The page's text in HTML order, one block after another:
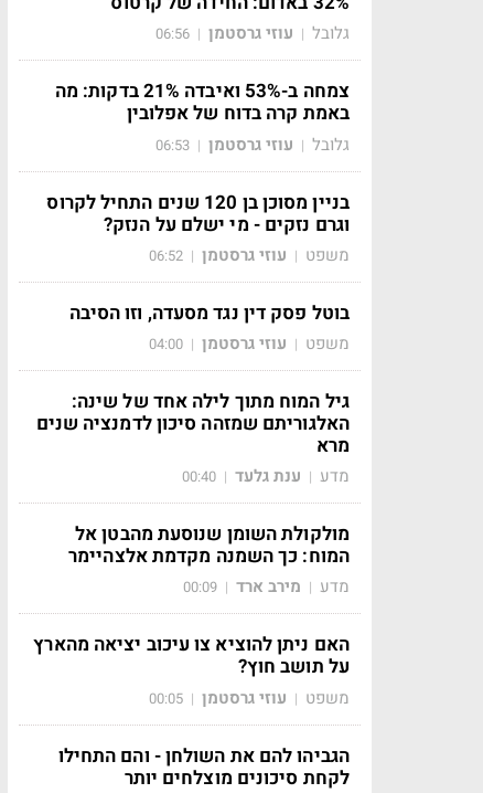
גלובל | עוזי גרסטמן |
06:56
צמחה ב-53% ואיבדה 21% בדקות: מה
באמת קרה בדוח של אפלובין
גלובל | עוזי גרסטמן |
06:53
בניין מסוכן בן 120 שנים התחיל לקרוס
וגרם נזקים - מי ישלם על הנזק?
משפט | עוזי גרסטמן |
06:52
בוטל פסק דין נגד מסעדה, וזו הסיבה
משפט | עוזי גרסטמן |
04:00
גיל המוח מתוך לילה אחד של שינה:
האלגוריתם שמזהה סיכון לדמנציה שנים
מרא
מדע | ענת גלעד |
00:40
מולקולת השומן שנוסעת מהבטן אל
המוח: כך השמנה מקדמת אלצהיימר
מדע | מירב ארד |
00:09
האם ניתן להוציא צו עיכוב יציאה מהארץ
על תושב חוץ?
משפט | עוזי גרסטמן |
00:05
הגביהו להם את השולחן - והם התחילו
לקחת סיכונים מוצלחים יותר